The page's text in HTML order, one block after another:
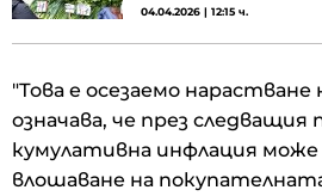
04.04.2026 | 12:15 ч.
"Това е осезаемо
означава, че през следващия
кумулативна инфлация може
влошаване на